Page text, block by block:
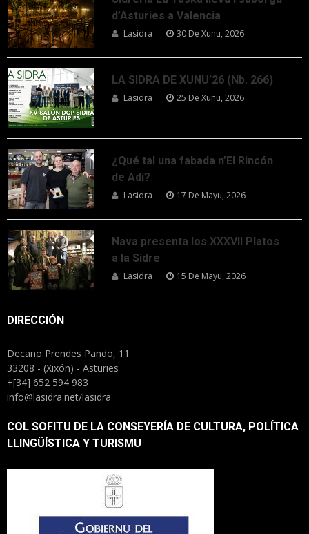
d’Asturies a Valencia
Lasidra 30 De Xunu, 2026
LA SIDRA DE XUNU’26 (Nb. 266)
Lasidra 25 De Xunu, 2026
¿Qué tal una fabada n’El Rincón
de Adi?
Lasidra 17 De Mayu, 2026
Nava presenta los XXXVII Platos
a la Sidre
Lasidra 15 De Mayu, 2026
DIRECCIÓN
Decano Prendes Pando, 11
33208 - (Xixón) - Asturies
+[34] 652 594 983
info@lasidra.net/lasidra
COL SOFITU DE LA CONSEYERÍA DE CULTURA, POLÍTICA
LLINGÜÍSTICA Y TURISMU